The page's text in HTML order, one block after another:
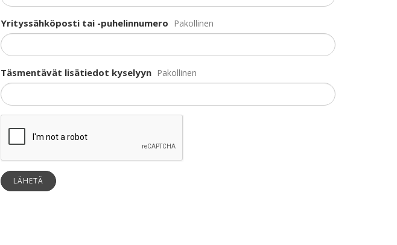
Yrityssähköposti tai -puhelinnumero Pakollinen
Täsmentävät lisätiedot kyselyyn Pakollinen
LÄHETÄ